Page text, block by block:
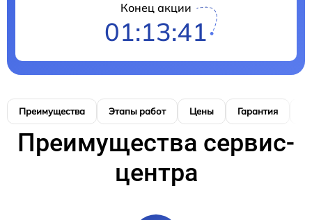
Конец акции
01:13:40
Преимущества Этапы работ Цены Гарантия
Преимущества сервис-
центра